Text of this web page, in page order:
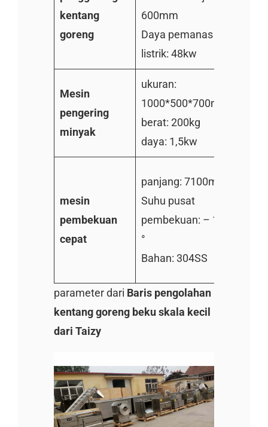
kentang
goreng
600mm
Daya pemanas
listrik: 48kw
Mesin
pengering
minyak
ukuran:
1000*500*700mm
berat: 200kg
daya: 1,5kw
mesin
pembekuan
cepat
panjang: 7100mm
Suhu pusat
pembekuan: – 18
°
Bahan: 304SS
parameter dari Baris pengolahan
kentang goreng beku skala kecil
dari Taizy